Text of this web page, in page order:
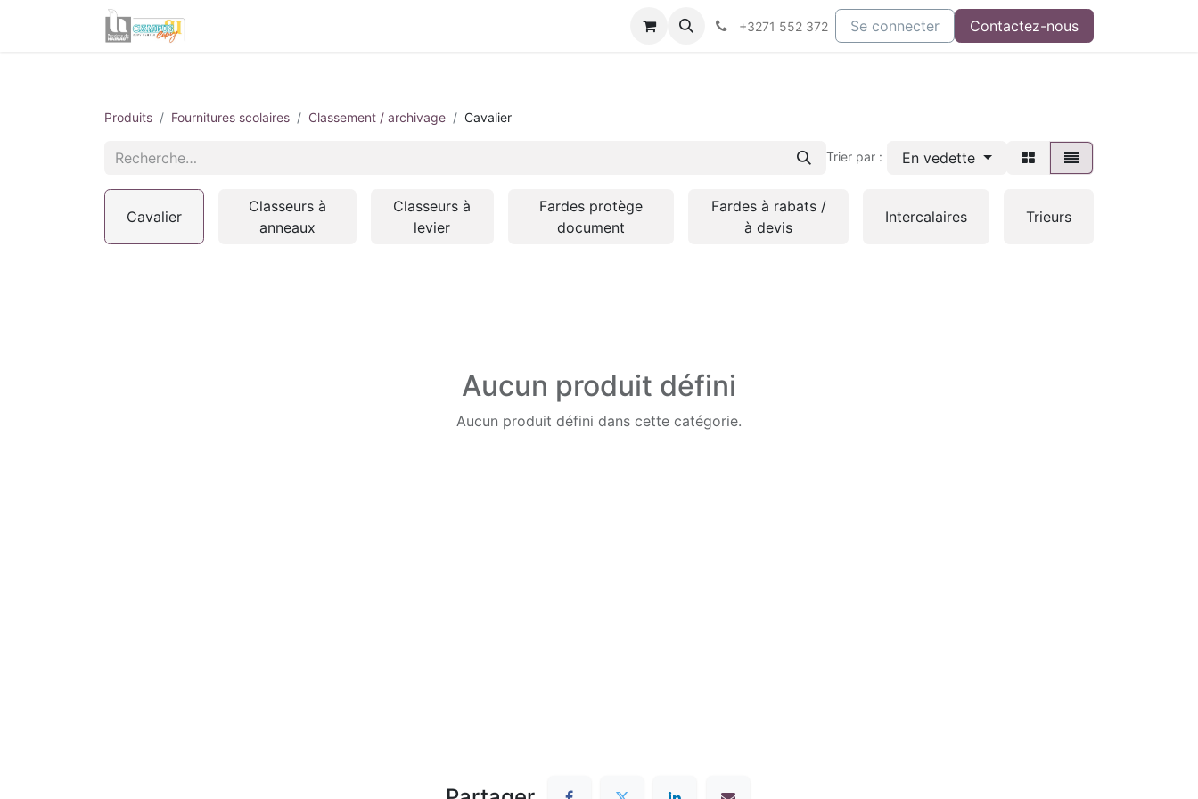
+3271 552 372 Se connecter Contactez-nous
Produits Fournitures scolaires Classement / archivage Cavalier
Trier par : En vedette
Cavalier
Classeurs à
anneaux
Classeurs à
levier
Fardes protège
document
Fardes à rabats /
à devis
Intercalaires Trieurs
Aucun produit défini
Aucun produit défini dans cette catégorie.